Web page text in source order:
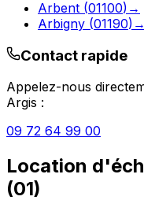
Arbent (01100) →
Arbigny (01190) →
Contact rapide
Appelez-nous
Argis :
09 72 64 99 00
Location
(01)